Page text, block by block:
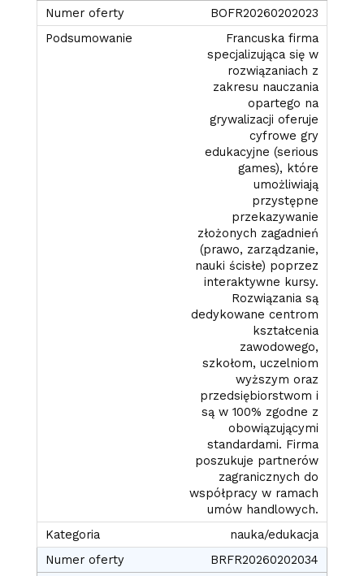
BOFR20260202023
Francuska firma
specjalizująca się w
rozwiązaniach z
zakresu nauczania
opartego na
grywalizacji oferuje
cyfrowe gry
edukacyjne (serious
games), które
umożliwiają
przystępne
przekazywanie
złożonych zagadnień
(prawo, zarządzanie,
nauki ścisłe) poprzez
interaktywne kursy.
Rozwiązania są
dedykowane centrom
kształcenia
zawodowego,
szkołom, uczelniom
wyższym oraz
przedsiębiorstwom i
są w 100% zgodne z
obowiązującymi
standardami. Firma
poszukuje partnerów
zagranicznych do
współpracy w ramach
umów handlowych.
nauka/edukacja
BRFR20260202034